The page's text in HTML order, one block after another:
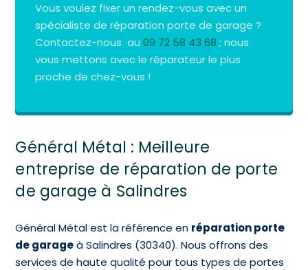
Vous voulez fixer un rendez-vous avec un
spécialiste de réparation porte de garage ?
Contactez-nous au09 72 58 43 68 ; nous
vous mettons avec le réparateur le plus
proche de chez-vous !
Général Métal : Meilleure
entreprise de réparation de porte
de garage à Salindres
Général Métal est la référence en réparation porte
de garageà Salindres (30340). Nous offrons des
services de haute qualité pour tous types de portes